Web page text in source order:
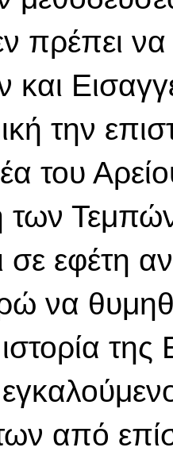
πρέπει να
και
την
του
Τεμπών
σε εφέτη
να
ιστορία
από